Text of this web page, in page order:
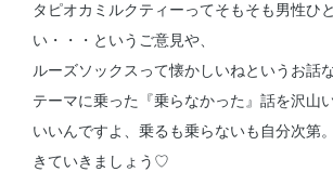
タピオカミルクティーってそもそも男性ひ
い・・・というご意見や、
ルーズソックスって懐かしいねというお話
テーマに乗った『乗らなかった』話を沢山
いいんですよ、乗るも乗らないも自分次第
きていきましょう♡